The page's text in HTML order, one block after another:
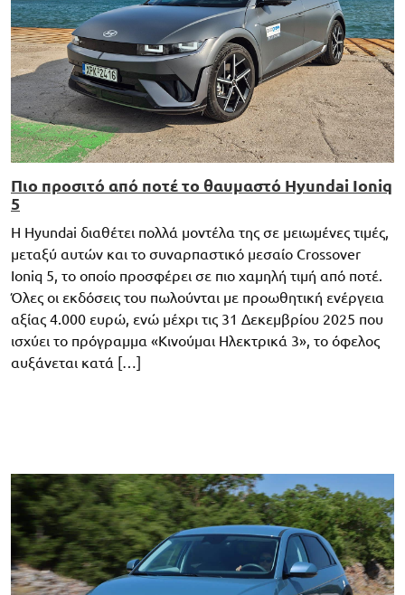
Πιο προσιτό από ποτέ το θαυμαστό Hyundai Ioniq
5
H Hyundai διαθέτει πολλά μοντέλα της σε μειωμένες τιμές,
μεταξύ αυτών και το συναρπαστικό μεσαίο Crossover
Ioniq 5, το οποίο προσφέρει σε πιο χαμηλή τιμή από ποτέ.
Όλες οι εκδόσεις του πωλούνται με προωθητική ενέργεια
αξίας 4.000 ευρώ, ενώ μέχρι τις 31 Δεκεμβρίου 2025 που
ισχύει το πρόγραμμα «Κινούμαι Ηλεκτρικά 3», το όφελος
αυξάνεται κατά […]